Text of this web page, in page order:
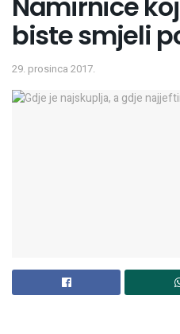
biste smjeli
29. prosinca 2017.